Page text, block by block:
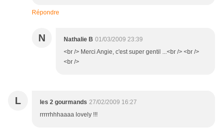
Répondre
N Nathalie B 01/03/2009 23:39
<br /> Merci Angie, c'est super gentil ...<br /> <br />
<br />
L les 2 gourmands 27/02/2009 16:27
rrrrrhhhaaaa lovely !!!